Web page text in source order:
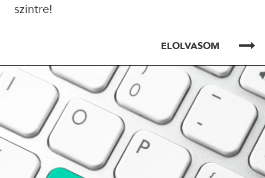
szintre!
ELOLVASOM
ELOLVASOM